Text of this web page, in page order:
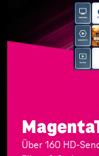
Über 160 HD-